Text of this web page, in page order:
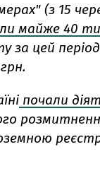
(з 15
майже 40
за цей
почали